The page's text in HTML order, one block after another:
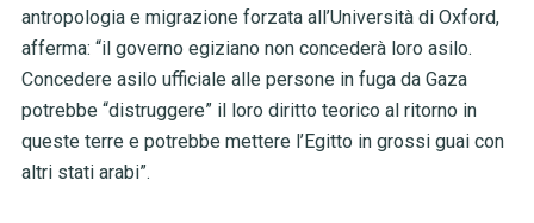
antropologia e migrazione forzata all’Università di Oxford,
afferma: “il governo egiziano non concederà loro asilo.
Concedere asilo ufficiale alle persone in fuga da Gaza
potrebbe “distruggere” il loro diritto teorico al ritorno in
queste terre e potrebbe mettere l’Egitto in grossi guai con
altri stati arabi”.